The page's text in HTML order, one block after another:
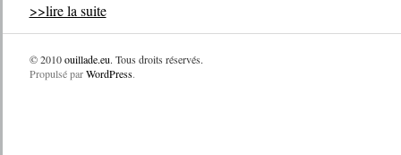
>>lire la suite
© 2010ouillade.eu. Tous droits réservés.
Propulsé parWordPress.